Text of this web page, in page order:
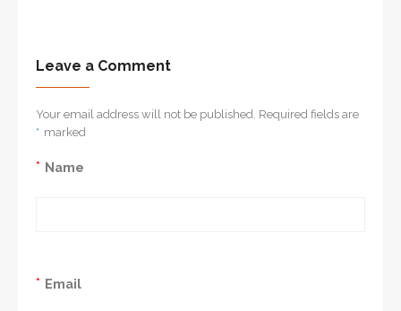
Leave a Comment
Your email address will not be published. Required fields are
marked
*
Name
*
Email
*